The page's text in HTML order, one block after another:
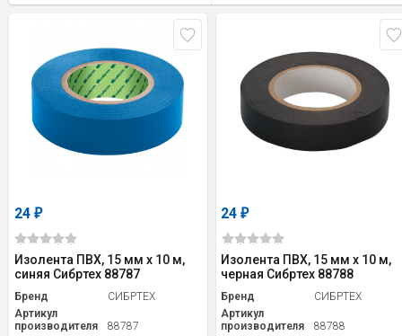
24 ₽
Изолента ПВХ, 15 мм х 10 м,
синяя Сибртех 88787
Бренд
СИБРТЕХ
Артикул
производителя
88787
24₽
Изолента ПВХ, 15 мм х 10 м,
черная Сибртех 88788
Бренд
СИБРТЕХ
Артикул
производителя
88788